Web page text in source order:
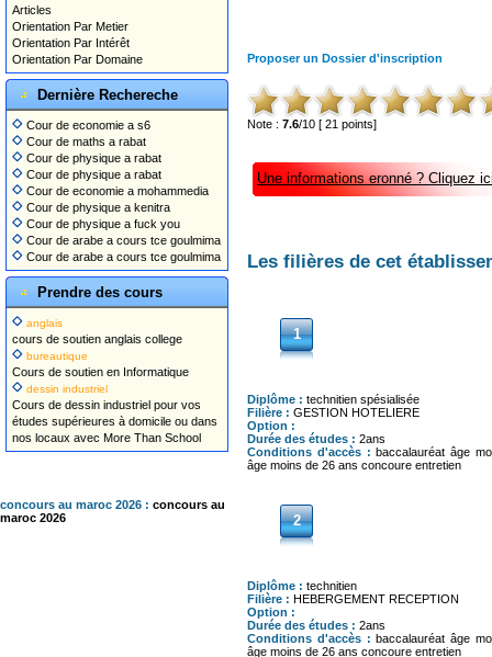
Articles
Orientation Par Metier
Orientation Par Intérêt
Orientation Par Domaine
Dernière Rechereche
Cour de economie a s6
Cour de maths a rabat
Cour de physique a rabat
Cour de physique a rabat
Cour de economie a mohammedia
Cour de physique a kenitra
Cour de physique a fuck you
Cour de arabe a cours tce goulmima
Cour de arabe a cours tce goulmima
Prendre des cours
anglais
cours de soutien anglais college
bureautique
Cours de soutien en Informatique
dessin industriel
Cours de dessin industriel pour vos
études supérieures à domicile ou dans
nos locaux avec More Than School
concours au maroc 2026 : concours au
maroc 2026
Proposer un Dossier d'inscription
Note : 7.6/10 [ 21 points]
Une informations eronné ? Cliquez
Les filières de cet
1
Diplôme : technitien spésialisée
Filière : GESTION HOTELIERE
Option :
Durée des études : 2ans
Conditions d'accès : baccalauréat âge
âge moins de 26 ans concoure entretien
2
Diplôme : technitien
Filière : HEBERGEMENT RECEPTION
Option :
Durée des études : 2ans
Conditions d'accès : baccalauréat âge
âge moins de 26 ans concoure entretien